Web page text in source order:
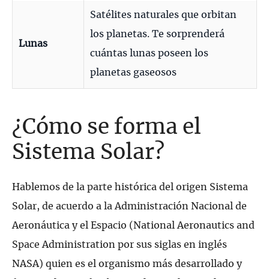
Lunas
Satélites naturales que orbitan
los planetas. Te sorprenderá
cuántas lunas poseen los
planetas gaseosos
¿Cómo se forma el
Sistema Solar?
Hablemos de la parte histórica del origen Sistema
Solar, de acuerdo a la Administración Nacional de
Aeronáutica y el Espacio (National Aeronautics and
Space Administration por sus siglas en inglés
NASA) quien es el organismo más desarrollado y